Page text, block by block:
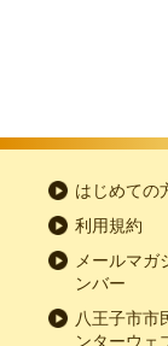
はじめての
利用規約
メールマガ
ンバー
八王子市市
ンターウェ